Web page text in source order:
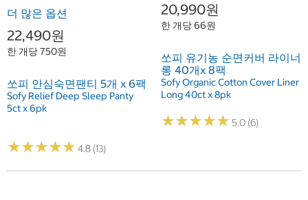
더 많은 옵션
22,490원
한 개당 750원
쏘피 안심숙면팬티 5개 x 6팩
Sofy Relief Deep Sleep Panty
5ct x 6pk
★★★★★
★★★★★ 4.8 (13)
20,990원
한 개당 66원
쏘피 유기농 순면커버 라이너
롱 40개x 8팩
Sofy Organic Cotton Cover Liner
Long 40ct x 8pk
★★★★★
★★★★★ 5.0 (6)